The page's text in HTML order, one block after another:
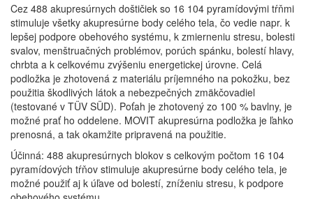
Cez 488 akupresúrnych doštičiek so 16 104 pyramídovými tŕňmi
stimuluje všetky akupresúrne body celého tela, čo vedie napr. k
lepšej podpore obehového systému, k zmierneniu stresu, bolesti
svalov, menštruačných problémov, porúch spánku, bolestí hlavy,
chrbta a k celkovému zvýšeniu energetickej úrovne. Celá
podložka je zhotovená z materiálu príjemného na pokožku, bez
použitia škodlivých látok a nebezpečných zmäkčovadiel
(testované v TÜV SÜD). Poťah je zhotovený zo 100 % bavlny, je
možné prať ho oddelene. MOVIT akupresúrna podložka je ľahko
prenosná, a tak okamžite pripravená na použitie.
Účinná: 488 akupresúrnych blokov s celkovým počtom 16 104
pyramídových tŕňov stimuluje akupresúrne body celého tela, je
možné použiť aj k úľave od bolestí, zníženiu stresu, k podpore